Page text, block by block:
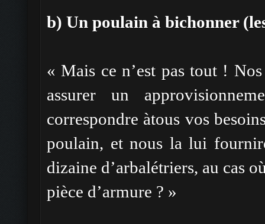
b) Un poulain à bichonner
« Mais ce n’est pas tout !
assurer un
correspondre àtous vos
poulain, et nous la lui
dizaine d’arbalétriers, au cas
pièce d’armure ? »